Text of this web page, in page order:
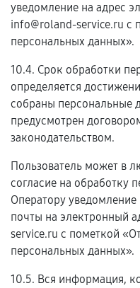
уведомление на адрес
info@roland-service.ru с
персональных данных».
10.4. Срок обработки
определяется
собраны персональные
предусмотрен
законодательством.
Пользователь может в
согласие на обработку
Оператору
почты на электронный
service.ru с пометкой
персональных данных».
10.5. Вся информация,